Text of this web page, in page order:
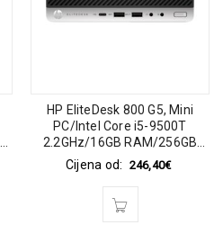
HP EliteDesk 800 G5, Mini
PC/Intel Core i5-9500T
2.2GHz/16GB RAM/256GB
SSD PCIe Intel UHD
Graphics/Win 11 Pro 64-bit
Cijena od: 246,40€